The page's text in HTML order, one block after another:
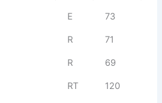
E 73
R 71
R 69
RT 120